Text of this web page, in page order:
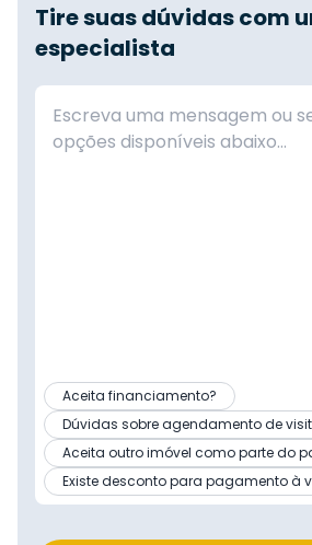
Tire suas dúvidas com
especialista
Aceita financiamento?
Dúvidas sobre agendamento de
Aceita outro imóvel como parte do
Existe desconto para pagamento à